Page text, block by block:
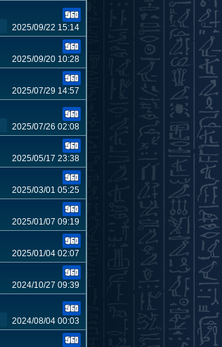
2025/09/22 15:14
2025/09/20 10:28
2025/07/29 14:57
2025/07/26 02:08
2025/05/17 23:38
2025/03/01 05:25
2025/01/07 09:19
2025/01/04 02:07
2024/10/27 09:39
2024/08/04 00:03